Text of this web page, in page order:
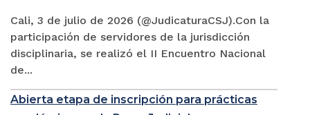
Cali, 3 de julio de 2026 (@JudicaturaCSJ).Con la
participación de servidores de la jurisdicción
disciplinaria, se realizó el II Encuentro Nacional
de...
Abierta etapa de inscripción para prácticas